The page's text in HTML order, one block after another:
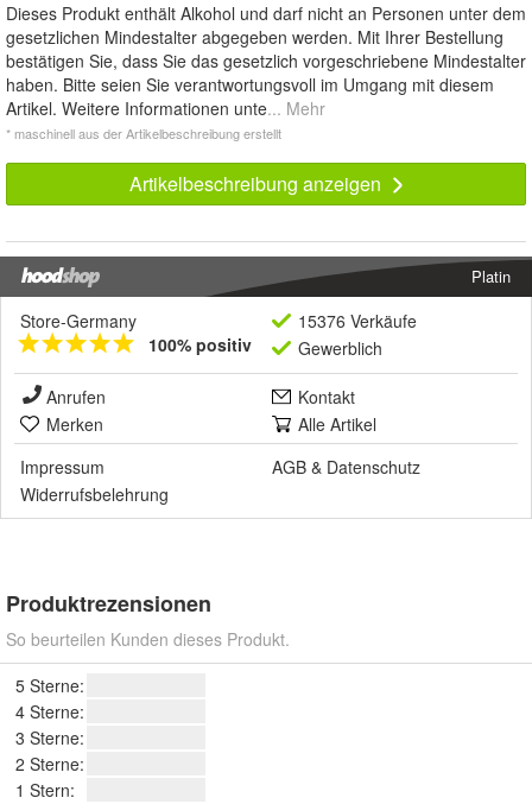
Dieses Produkt enthält Alkohol und darf nicht an Personen unter dem
gesetzlichen Mindestalter abgegeben werden. Mit Ihrer Bestellung
bestätigen Sie, dass Sie das gesetzlich vorgeschriebene Mindestalter
haben. Bitte seien Sie verantwortungsvoll im Umgang mit diesem
Artikel. Weitere Informationen unte... Mehr
* maschinell aus der Artikelbeschreibung erstellt
Artikelbeschreibung anzeigen
Platin
Store-Germany
100% positiv
15376 Verkäufe
Gewerblich
Anrufen
Kontakt
Merken
Alle Artikel
Impressum
AGB & Datenschutz
Widerrufsbelehrung
Produktrezensionen
So beurteilen Kunden dieses Produkt.
5 Sterne:
4 Sterne:
3 Sterne:
2 Sterne:
1 Stern: